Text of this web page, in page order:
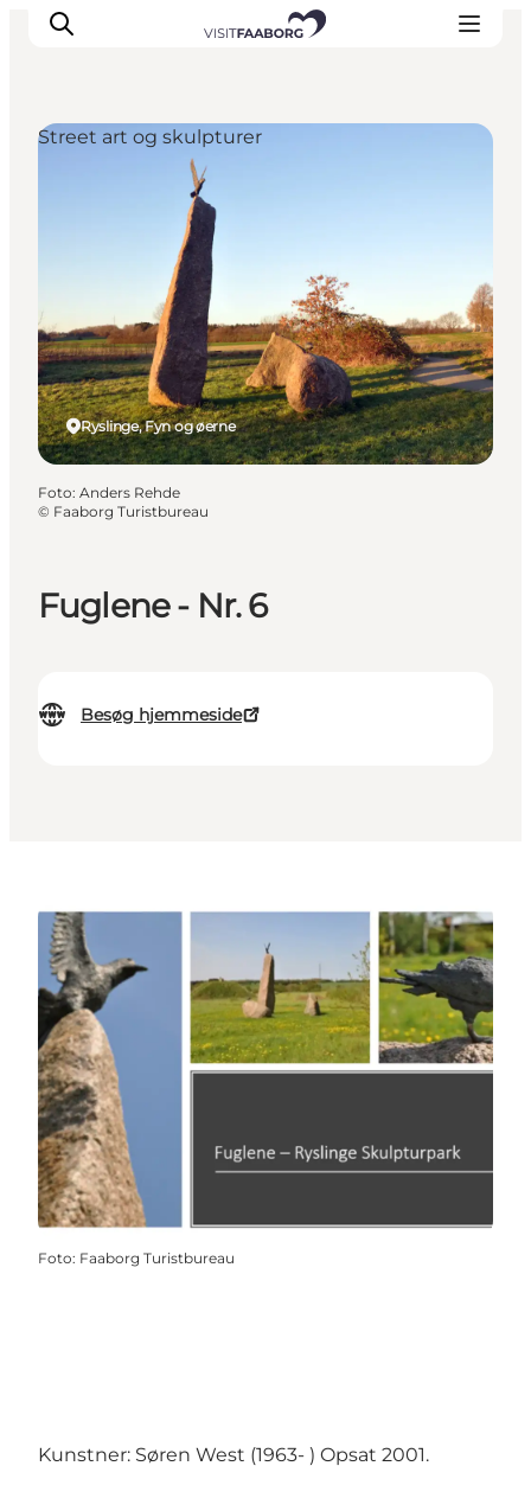
Overnatning
Spisesteder
Oplevelser
Outdoor
Det sker
Fuglene - Nr. 6
Besøg hjemmeside
Ryslinge, Fyn og øerne
Street art og skulpturer
Foto: Anders Rehde
© Faaborg Turistbureau
Foto: Faaborg Turistbureau
Kunstner: Søren West (1963- ) Opsat 2001.